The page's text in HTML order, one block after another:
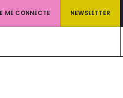
ME CONNECTE NEWSLETTER